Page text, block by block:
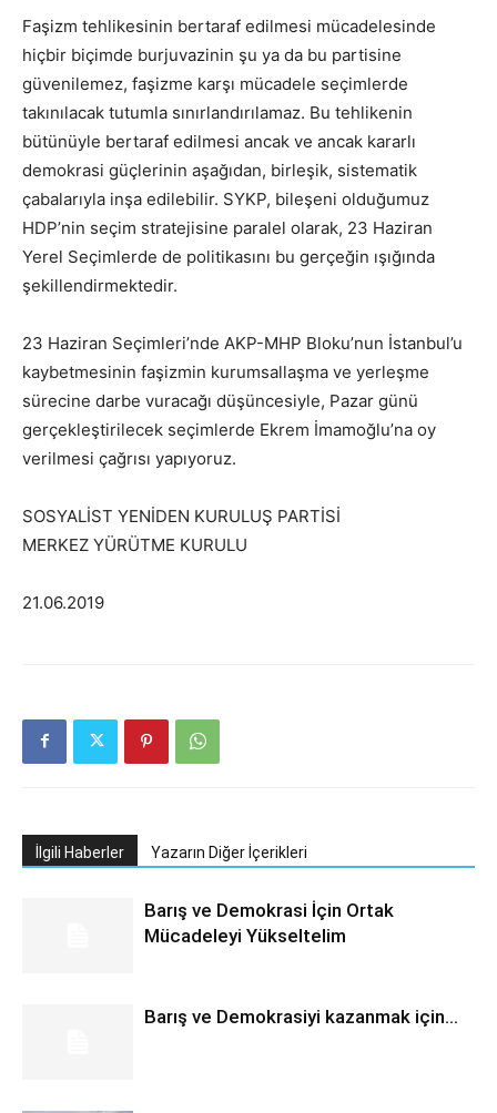
Faşizm tehlikesinin bertaraf edilmesi mücadelesinde
hiçbir biçimde burjuvazinin şu ya da bu partisine
güvenilemez, faşizme karşı mücadele seçimlerde
takınılacak tutumla sınırlandırılamaz. Bu tehlikenin
bütünüyle bertaraf edilmesi ancak ve ancak kararlı
demokrasi güçlerinin aşağıdan, birleşik, sistematik
çabalarıyla inşa edilebilir. SYKP, bileşeni olduğumuz
HDP’nin seçim stratejisine paralel olarak, 23 Haziran
Yerel Seçimlerde de politikasını bu gerçeğin ışığında
şekillendirmektedir.
23 Haziran Seçimleri’nde AKP-MHP Bloku’nun İstanbul’u
kaybetmesinin faşizmin kurumsallaşma ve yerleşme
sürecine darbe vuracağı düşüncesiyle, Pazar günü
gerçekleştirilecek seçimlerde Ekrem İmamoğlu’na oy
verilmesi çağrısı yapıyoruz.
SOSYALİST YENİDEN KURULUŞ PARTİSİ
MERKEZ YÜRÜTME KURULU
21.06.2019
İlgili Haberler Yazarın Diğer İçerikleri
Barış ve Demokrasi İçin Ortak
Mücadeleyi Yükseltelim
Barış ve Demokrasiyi kazanmak için…